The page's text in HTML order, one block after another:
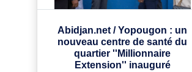
Abidjan.net / Yopougon : un
nouveau centre de santé du
quartier ''Millionnaire
Extension'' inauguré